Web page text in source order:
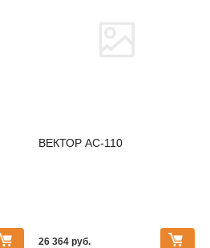
ВЕКТОР АС-110
26 364 pуб.